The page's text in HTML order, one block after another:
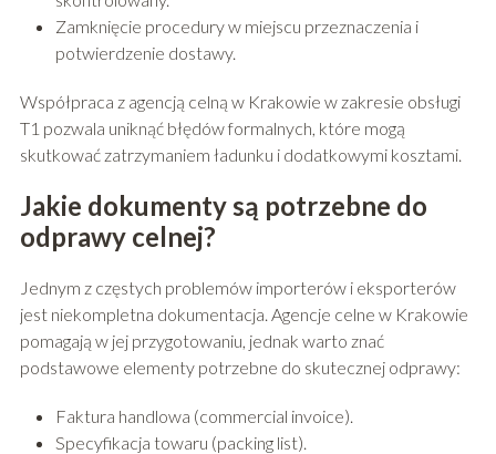
Zamknięcie procedury w miejscu przeznaczenia i
potwierdzenie dostawy.
Współpraca z agencją celną w Krakowie w zakresie obsługi
T1 pozwala uniknąć błędów formalnych, które mogą
skutkować zatrzymaniem ładunku i dodatkowymi kosztami.
Jakie dokumenty są potrzebne do
odprawy celnej?
Jednym z częstych problemów importerów i eksporterów
jest niekompletna dokumentacja. Agencje celne w Krakowie
pomagają w jej przygotowaniu, jednak warto znać
podstawowe elementy potrzebne do skutecznej odprawy:
Faktura handlowa (commercial invoice).
Specyfikacja towaru (packing list).